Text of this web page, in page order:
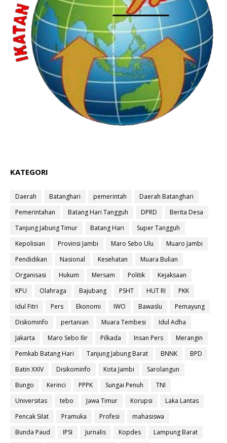
KATEGORI
Daerah Batanghari pemerintah
Daerah Batanghari
Pemerintahan
Batang Hari Tangguh DPRD
Berita Desa
Tanjung Jabung Timur
Batang Hari
Super Tangguh
Kepolisian
Provinsi Jambi Maro Sebo Ulu
Muaro Jambi
Pendidikan
Nasional Kesehatan
Muara Bulian
Organisasi
Hukum Mersam Politik
Kejaksaan
KPU
Olahraga Bajubang PSHT HUT RI
PKK
Idul Fitri
Pers Ekonomi IWO Bawaslu
Pemayung
Diskominfo
pertanian Muara Tembesi
Idul Adha
Jakarta
Maro Sebo Ilir Pilkada Insan Pers
Merangin
Pemkab Batang Hari
Tanjung Jabung Barat BNNK
BPD
Batin XXIV
Disikominfo Kota Jambi
Sarolangun
Bungo
Kerinci PPPK Sungai Penuh
TNI
Universitas
tebo Jawa Timur Korupsi
Laka Lantas
Pencak Silat
Pramuka Profesi
mahasiswa
Bunda Paud
IPSI Jurnalis Kopdes
Lampung Barat